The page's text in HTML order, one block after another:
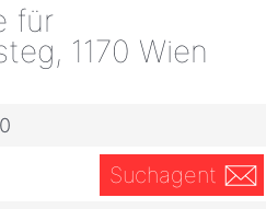
für
1170 Wien
Suchagent